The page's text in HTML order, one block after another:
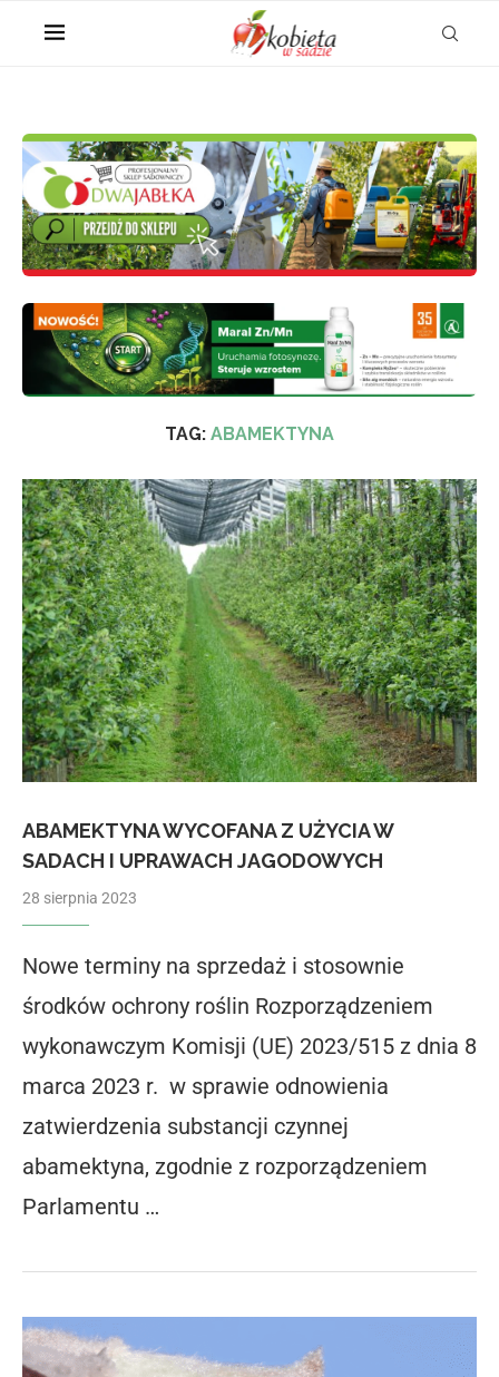
TAG: ABAMEKTYNA
ABAMEKTYNA WYCOFANA Z UŻYCIA W
SADACH I UPRAWACH JAGODOWYCH
28 sierpnia 2023
Nowe terminy na sprzedaż i stosownie
środków ochrony roślin Rozporządzeniem
wykonawczym Komisji (UE) 2023/515 z dnia 8
marca 2023 r. w sprawie odnowienia
zatwierdzenia substancji czynnej
abamektyna, zgodnie z rozporządzeniem
Parlamentu …